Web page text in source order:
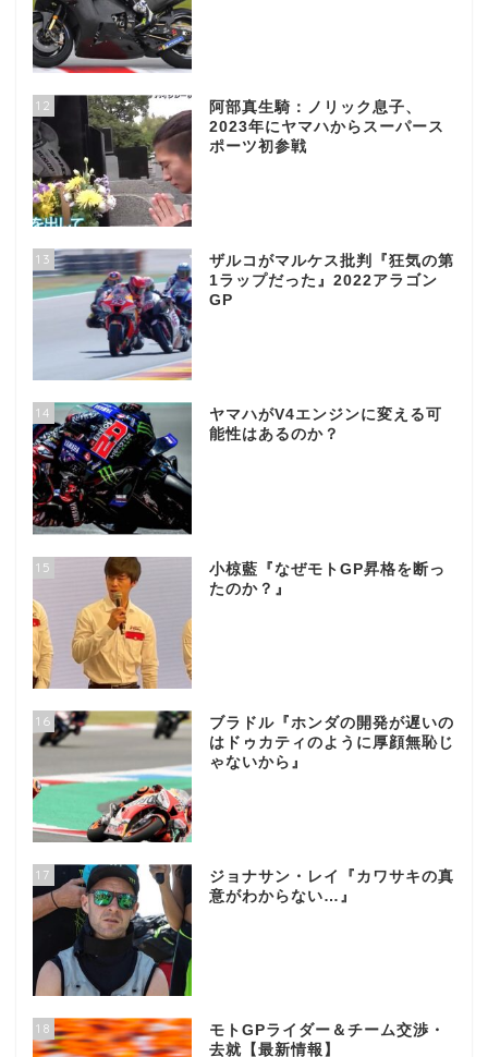
12
阿部真生騎：ノリック息子、
2023年にヤマハからスーパース
ポーツ初参戦
13
ザルコがマルケス批判『狂気の第
1ラップだった』2022アラゴン
GP
14
ヤマハがV4エンジンに変える可
能性はあるのか？
15
小椋藍『なぜモトGP昇格を断っ
たのか？』
16
ブラドル『ホンダの開発が遅いの
はドゥカティのように厚顔無恥じ
ゃないから』
17
ジョナサン・レイ『カワサキの真
意がわからない…』
18
モトGPライダー＆チーム交渉・
去就【最新情報】